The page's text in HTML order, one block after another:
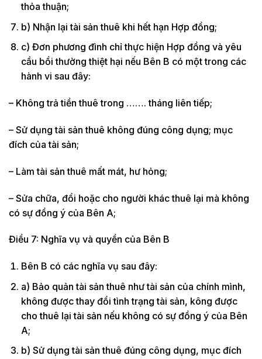
thỏa thuận;
b) Nhận lại tài sản thuê khi hết hạn Hợp đồng;
c) Đơn phương đình chỉ thực hiện Hợp đồng và yêu
cầu bồi thường thiệt hại nếu Bên B có một trong các
hành vi sau đây:
– Không trả tiền thuê trong ……. tháng liên tiếp;
– Sử dụng tài sản thuê không đúng công dụng; mục
đích của tài sản;
– Làm tài sản thuê mất mát, hư hỏng;
– Sửa chữa, đổi hoặc cho người khác thuê lại mà không
có sự đồng ý của Bên A;
Điều 7: Nghĩa vụ và quyền của Bên B
Bên B có các nghĩa vụ sau đây:
a) Bảo quản tài sản thuê như tài sản của chính mình,
không được thay đổi tình trạng tài sản, kông được
cho thuê lại tài sản nếu không có sự đồng ý của Bên
A;
b) Sử dụng tài sản thuê đúng công dụng, mục đích